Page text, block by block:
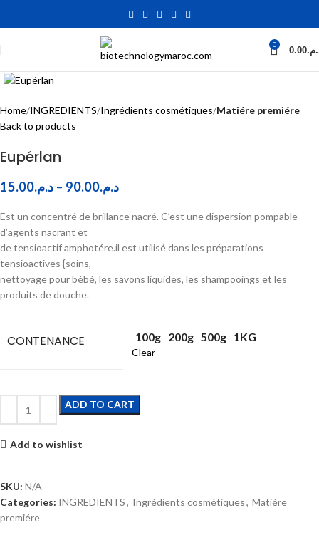
0
0.00
Click to enlarge
Home INGREDIENTS Ingrédients cosmétiques Matiére premiére
Back to products
Eupérlan
د.م.15.00 – د.م.90.00
Est un concentré de brillance nacré. C’est une dispersion pompable
d’agents nacrant et
de tensioactif amphotére.il est utilisé dans les préparations
tensioactives {soins,
nettoyage pour bébé, les savons liquides, les shampooings et les
produits de douche.
CONTENANCE 100g 200g 500g 1KG
Clear
ADD TO CART
Add to wishlist
SKU: N/A
Categories: INGREDIENTS, Ingrédients cosmétiques, Matiére
premiére